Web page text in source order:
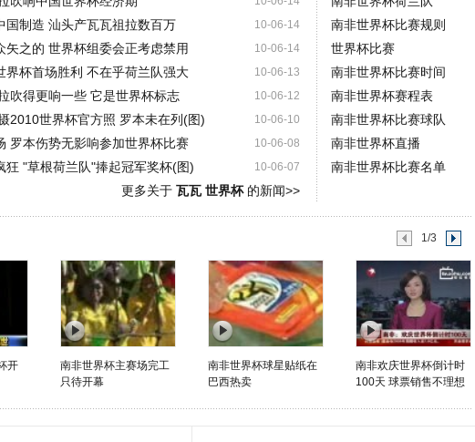
10-06-14
国制造 汕头产瓦瓦祖拉数百万
10-06-14
矢之的 世界杯组委会正考虑禁用
10-06-13
界杯首场胜利 不在乎荷兰队强大
10-06-12
吹得更响一些 它是世界杯标志
10-06-10
2010世界杯官方照 罗本未在列(图)
10-06-08
罗本伤势无影响参加世界杯比赛
10-06-07
狂 "草根荷兰队"捧起冠军奖杯(图)
更多关于 瓦瓦 世界杯的新闻>>
南非世界杯比赛规则
世界杯比赛
南非世界杯比赛时间
南非世界杯赛程表
南非世界杯比赛球队
南非世界杯直播
南非世界杯比赛名单
1/3
开
南非世界杯主赛场完工
只待开幕
南非世界杯球星贴纸在
巴西热卖
南非欢庆世界杯倒计时
100天 球票销售不理想